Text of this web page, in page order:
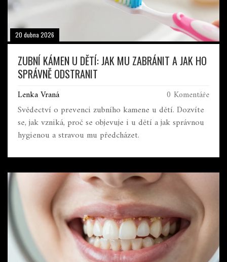
20 dubna 2026
ZUBNÍ KÁMEN U DĚTÍ: JAK MU ZABRÁNIT A JAK HO
SPRÁVNĚ ODSTRANIT
Lenka Vraná 0 Komentáře
Svědectví o prevenci zubního kamene u dětí. Dozvíte
se, jak vzniká, proč se objevuje i u dětí a jak správnou
hygienou a stravou mu předcházet.